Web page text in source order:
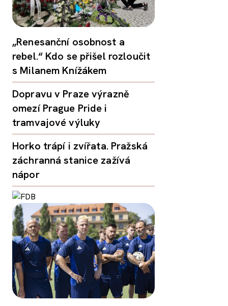
„Renesanční osobnost a
rebel.“ Kdo se přišel rozloučit
s Milanem Knížákem
Dopravu v Praze výrazně
omezí Prague Pride i
tramvajové výluky
Horko trápí i zvířata. Pražská
záchranná stanice zažívá
nápor